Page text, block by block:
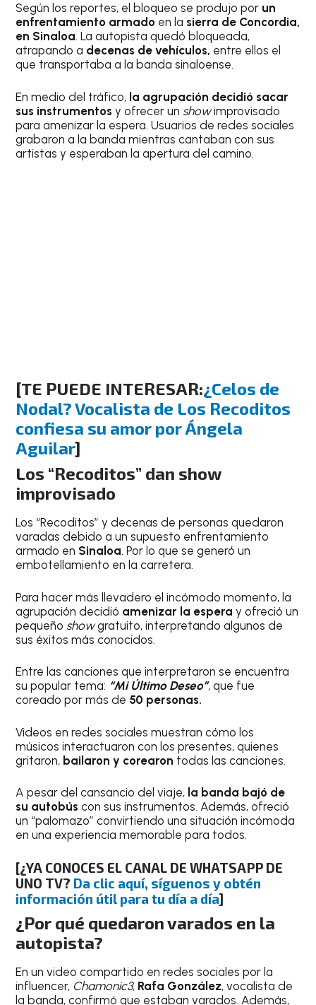
Según los reportes, el bloqueo se produjo por un
enfrentamiento armado en la sierra de Concordia,
en Sinaloa. La autopista quedó bloqueada,
atrapando a decenas de vehículos, entre ellos el
que transportaba a la banda sinaloense.
En medio del tráfico, la agrupación decidió sacar
sus instrumentosy ofrecer un showimprovisado
para amenizar la espera. Usuarios de redes sociales
grabaron a la banda mientras cantaban con sus
artistas y esperaban la apertura del camino.
[TE PUEDE INTERESAR:¿Celos de
Nodal? Vocalista de Los Recoditos
confiesa su amor por Ángela
Aguilar]
Los “Recoditos” dan show
improvisado
Los “Recoditos” y decenas de personas quedaron
varadas debido a un supuesto enfrentamiento
armado en Sinaloa. Por lo que se generó un
embotellamiento en la carretera.
Para hacer más llevadero el incómodo momento, la
agrupación decidió amenizar la esperay ofreció un
pequeño showgratuito, interpretando algunos de
sus éxitos más conocidos.
Entre las canciones que interpretaron se encuentra
su popular tema: “Mi Último Deseo”, que fue
coreado por más de 50 personas.
Videos en redes sociales muestran cómo los
músicos interactuaron con los presentes, quienes
gritaron, bailaron y corearon todas las canciones.
A pesar del cansancio del viaje, la banda bajó de
su autobúscon sus instrumentos. Además, ofreció
un “palomazo” convirtiendo una situación incómoda
en una experiencia memorable para todos.
[¿YA CONOCES EL CANAL DE WHATSAPP DE
UNO TV? Da clic aquí, síguenos y obtén
información útil para tu día a día]
¿Por qué quedaron varados en la
autopista?
En un video compartido en redes sociales por la
influencer, Chamonic3, Rafa González, vocalista de
la banda, confirmó que estaban varados. Además,